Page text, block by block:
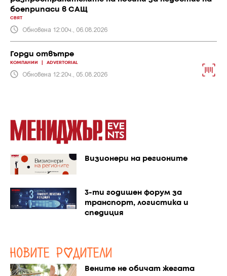
боеприпаси в САЩ
СВЯТ
Обновена 12:00ч., 06.08.2026
Горди отвътре
КОМПАНИИ ADVERTORIAL
Обновена 12:20ч., 05.08.2026
Визионери на регионите
3-ти годишен форум за
транспорт, логистика и
спедиция
Вените не обичат жегата